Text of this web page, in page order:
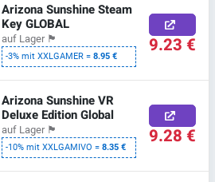
Arizona Sunshine Steam
Key GLOBAL
auf Lager 🏴
-3% mit XXLGAMER =8.95 € 9.23 €
Arizona Sunshine VR
Deluxe Edition Global
auf Lager 🏴
-10% mit XXLGAMIVO =8.35 € 9.28 €